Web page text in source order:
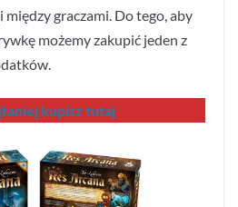
graczami. Do tego, aby
możemy zakupić jeden z
kupisz tutaj